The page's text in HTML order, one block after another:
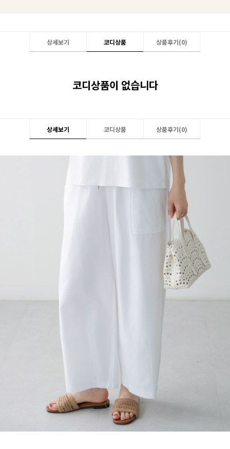
상세보기 코디상품 상품후기(0)
코디상품이 없습니다
상세보기 코디상품 상품후기(0)